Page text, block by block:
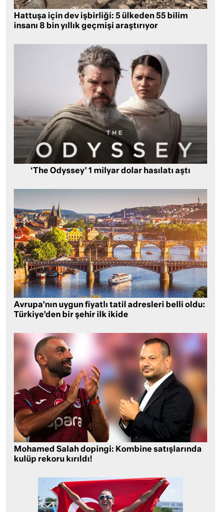
Hattuşa için dev işbirliği: 5 ülkeden 55 bilim
insanı 8 bin yıllık geçmişi araştırıyor
‘The Odyssey’ 1 milyar dolar hasılatı aştı
Avrupa’nın uygun fiyatlı tatil adresleri belli oldu:
Türkiye’den bir şehir ilk ikide
Mohamed Salah dopingi: Kombine satışlarında
kulüp rekoru kırıldı!